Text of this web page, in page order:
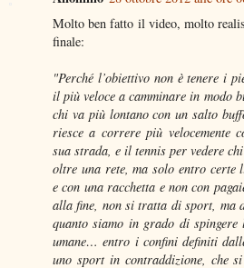
Molto ben fatto il video, molto
finale:
"Perché l’obiettivo non è tenere i
il più veloce a camminare in modo
chi va più lontano con un salto
riesce a correre più velocemente
sua strada, e il tennis per vedere
oltre una rete, ma solo entro certe
e con una racchetta e non con
alla fine, non si tratta di sport, ma
quanto siamo in grado di
umane… entro i confini definiti
uno sport in contraddizione, che